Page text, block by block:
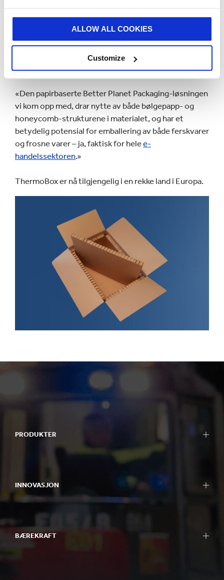
ALLOW ALL COOKIES
Customize
«Dette prosjektet er et resultat av en vellykket
samarbeidsprosess mellom Smurfit Kappa og Patani
Global Food B.V. Som alltid tok vi utgangspunkt i
hvordan vi kunne lage et fullstendig biologisk
nedbrytbart produkt uten å gå på akkord med de
nødvendige produktegenskapene.»
«Den papirbaserte Better Planet Packaging-løsningen
vi kom opp med, drar nytte av både bølgepapp- og
honeycomb-strukturene i materialet, og har et
betydelig potensial for emballering av både ferskvarer
og frosne varer – ja, faktisk for helee-
handelssektoren.»
ThermoBox er nå tilgjengelig i en rekke land i Europa.
PRODUKTER
Displaymateriell
Pakkemaskiner
Papp og papir
INNOVASJON
Vår tilnærming til innovasjon
FoU-områder
BÆREKRAFT